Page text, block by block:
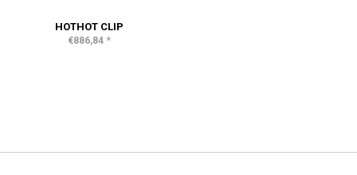
HOTHOT CLIP
€886,84 *